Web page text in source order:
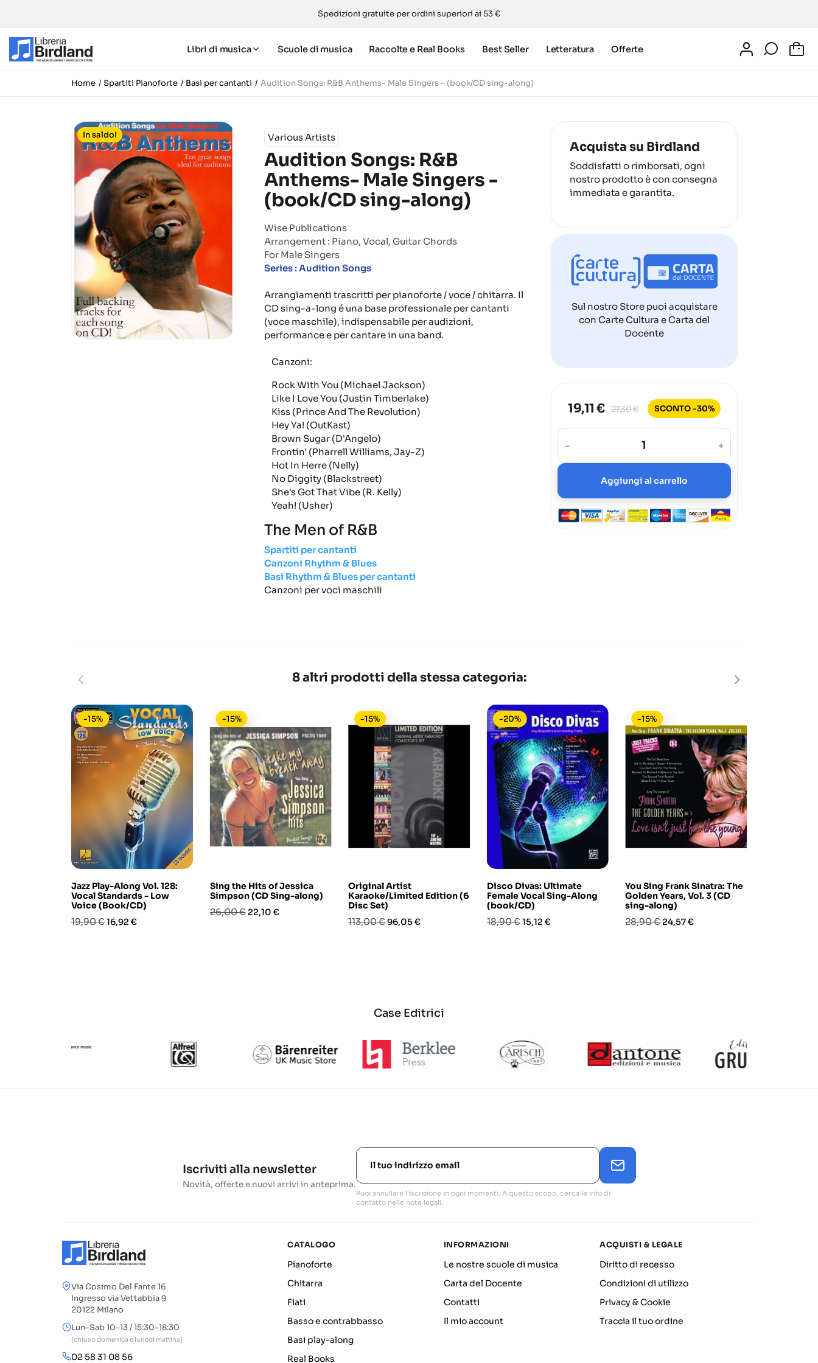
Spedizioni gratuite per ordini superiori ai 53 €
Libri di musica Scuole di musica Raccolte e Real Books Best Seller Letteratura Offerte
Home Spartiti Pianoforte Basi per cantanti Audition Songs: R&B Anthems- Male Singers - (book/CD sing-along)
In saldo! Various Artists
Audition Songs: R&B
Anthems- Male Singers -
(book/CD sing-along)
Wise Publications
Arrangement : Piano, Vocal, Guitar Chords
For Male Singers
Series : Audition Songs
Arrangiamenti trascritti per pianoforte / voce / chitarra. Il
CD sing-a-long é una base professionale per cantanti
(voce maschile), indispensabile per audizioni,
performance e per cantare in una band.
Canzoni:
Rock With You (Michael Jackson)
Like I Love You (Justin Timberlake)
Kiss (Prince And The Revolution)
Hey Ya! (OutKast)
Brown Sugar (D'Angelo)
Frontin' (Pharrell Williams, Jay-Z)
Hot In Herre (Nelly)
No Diggity (Blackstreet)
She's Got That Vibe (R. Kelly)
Yeah! (Usher)
The Men of R&B
Spartiti per cantanti
Canzoni Rhythm & Blues
Basi Rhythm & Blues per cantanti
Canzoni per voci maschili
Acquista su Birdland
Soddisfatti o rimborsati, ogni
nostro prodotto è con consegna
immediata e garantita.
Sul nostro Store puoi acquistare
con Carte Cultura e Carta del
Docente
19,11 € 27,30 € SCONTO -30%
- +
Aggiungi al carrello
8 altri prodotti della stessa categoria:
Jazz Play-Along Vol. 128:
Vocal Standards - Low
Voice (Book/CD)
Prezzo
19,90 €Prezzo
16,92 €
-15%
Sing the Hits of Jessica
Simpson (CD Sing-along)
Prezzo
26,00 € Prezzo
22,10 €
-15%
Original Artist
Karaoke/Limited Edition (6
Disc Set)
Prezzo
113,00 €Prezzo
96,05 €
-15%
Disco Divas: Ultimate
Female Vocal Sing-Along
(book/CD)
Prezzo
18,90 €Prezzo
15,12 €
-20%
You Sing Frank Sinatra: The
Golden Years, Vol. 3 (CD
sing-along)
Prezzo
28,90 €Prezzo
24,57 €
-15%
Case Editrici
Iscriviti alla newsletter
Novità, offerte e nuovi arrivi in anteprima.
Puoi annullare l'iscrizione in ogni momenti. A questo scopo, cerca le info di
contatto nelle note legali.
Via Cosimo Del Fante 16
Ingresso via Vettabbia 9
20122 Milano
Lun–Sab 10–13 / 15:30–18:30
(chiuso domenica e lunedì mattina)
02 58 31 08 56
CATALOGO
Pianoforte
Chitarra
Fiati
Basso e contrabbasso
Basi play-along
Real Books
INFORMAZIONI
Le nostre scuole di musica
Carta del Docente
Contatti
Il mio account
ACQUISTI & LEGALE
Diritto di recesso
Condizioni di utilizzo
Privacy & Cookie
Traccia il tuo ordine